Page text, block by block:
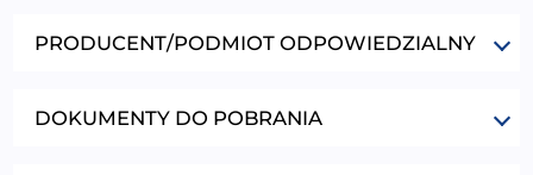
PRODUCENT/PODMIOT ODPOWIEDZIALNY
DOKUMENTY DO POBRANIA